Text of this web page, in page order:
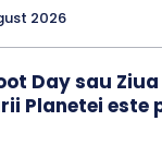
2026
Day sau Ziua
Planetei este